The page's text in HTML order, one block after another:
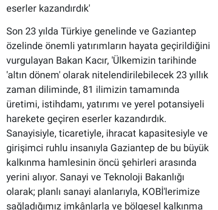
eserler kazandırdık'
Son 23 yılda Türkiye genelinde ve Gaziantep
özelinde önemli yatırımların hayata geçirildiğini
vurgulayan Bakan Kacır, 'Ülkemizin tarihinde
'altın dönem' olarak nitelendirilebilecek 23 yıllık
zaman diliminde, 81 ilimizin tamamında
üretimi, istihdamı, yatırımı ve yerel potansiyeli
harekete geçiren eserler kazandırdık.
Sanayisiyle, ticaretiyle, ihracat kapasitesiyle ve
girişimci ruhlu insanıyla Gaziantep de bu büyük
kalkınma hamlesinin öncü şehirleri arasında
yerini alıyor. Sanayi ve Teknoloji Bakanlığı
olarak; planlı sanayi alanlarıyla, KOBİ'lerimize
sağladığımız imkânlarla ve bölgesel kalkınma